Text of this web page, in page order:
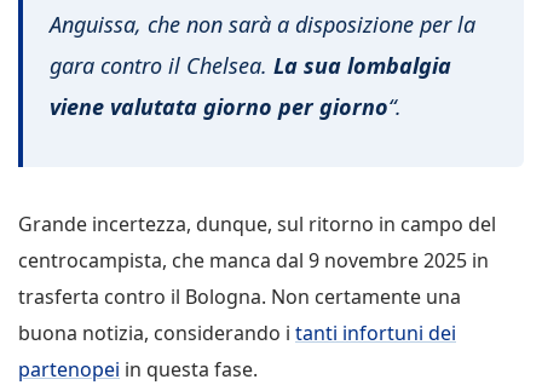
Anguissa, che non sarà a disposizione per la
gara contro il Chelsea. La sua lombalgia
viene valutata giorno per giorno“.
Grande incertezza, dunque, sul ritorno in campo del
centrocampista, che manca dal 9 novembre 2025 in
trasferta contro il Bologna. Non certamente una
buona notizia, considerando i tanti infortuni dei
partenopei in questa fase.